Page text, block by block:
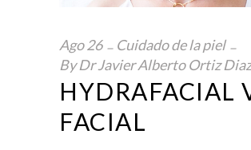
Ago 26
Cuidado de la piel
ByDr Javier Alberto Ortiz Diaz
HYDRAFACIAL
FACIAL